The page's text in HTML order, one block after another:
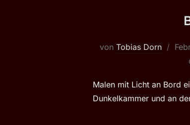
von Tobias Dorn
Malen mit Licht an Bord
Dunkelkammer und an